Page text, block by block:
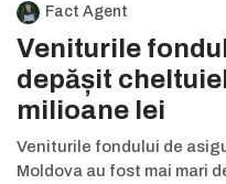
Fact Agent
Veniturile
depășit
milioane lei
Veniturile fondului de
Moldova au fost mai mari